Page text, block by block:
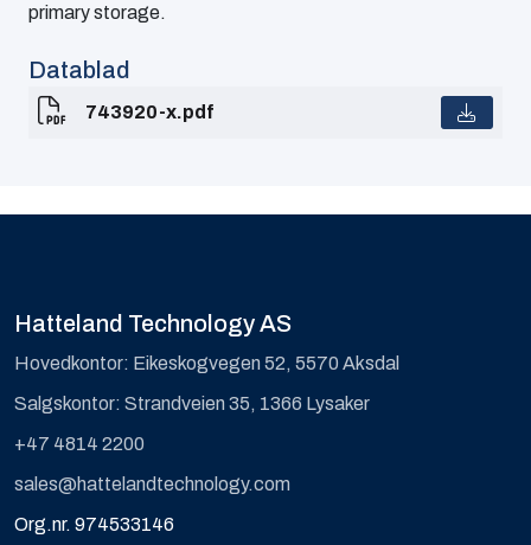
primary storage.
Datablad
743920-x.pdf
Hatteland Technology AS
Hovedkontor: Eikeskogvegen 52, 5570 Aksdal
Salgskontor: Strandveien 35, 1366 Lysaker
+47 4814 2200
sales@hattelandtechnology.com
Org.nr. 974533146